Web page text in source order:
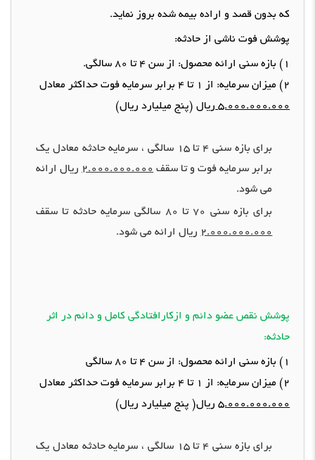
که بدون قصد و ارادهبیمه شده بروز نماید.
پوشش فوت ناشی از حادثه:
1) بازه سنی ارائه محصول: از سن 4 تا 80 سالگی.
2)
میزان سرمایه: از 1 تا 4 برابر سرمایه فوت حداکثر معادل
5.000.000.000 ریال (پنج میلیارد ریال)
برای بازه سنی 4 تا15 سالگی ، سرمایه حادثه معادل یک
برابر سرمایه فوت و تا سقف 2.000.000.000 ریال ارائه
می شود.
برای بازه سنی 70 تا 80 سالگی سرمایه حادثه تا سقف
2.000.000.000 ریال ارائه می شود.
پوشش نقص عضو دائم و ازکارافتادگی کامل و دائم در اثر
حادثه:
1) بازه سنی ارائه محصول: از سن 4 تا 80 سالگی
2)
میزان سرمایه: از 1 تا 4 برابر سرمایه فوت حداکثر معادل
5.000.000.000 ریال( پنج میلیارد ریال)
برای بازه سنی 4 تا15 سالگی ، سرمایه حادثه معادل یک